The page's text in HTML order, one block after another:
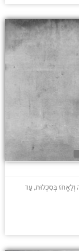
וְלֶאֱחֹז בְּסִכְלוּת, עַד